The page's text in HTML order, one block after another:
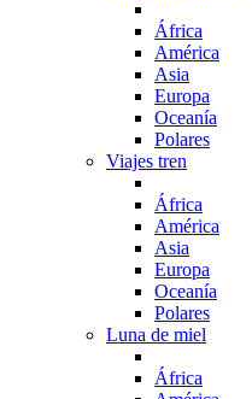
África
América
Asia
Europa
Oceanía
Polares
Viajes tren
África
América
Asia
Europa
Oceanía
Polares
Luna de miel
África